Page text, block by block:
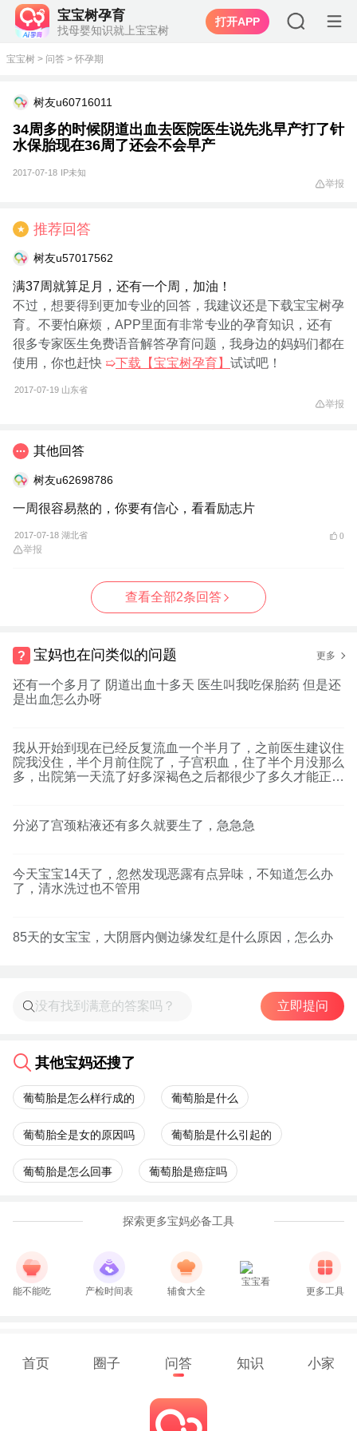
宝宝树孕育
找母婴知识就上宝宝树
打开APP
宝宝树 > 问答 > 怀孕期
树友u60716011
34周多的时候阴道出血去医院医生说先兆早产打了针
水保胎现在36周了还会不会早产
2017-07-18 IP未知
举报
★ 推荐回答
树友u57017562
满37周就算足月，还有一个周，加油！
不过，想要得到更加专业的回答，我建议还是下载宝宝树孕
育。不要怕麻烦，APP里面有非常专业的孕育知识，还有
很多专家医生免费语音解答孕育问题，我身边的妈妈们都在
使用，你也赶快 ➯下载【宝宝树孕育】 试试吧！
2017-07-19 山东省
举报
其他回答
树友u62698786
一周很容易熬的，你要有信心，看看励志片
2017-07-18 湖北省 0
举报
查看全部2条回答
宝妈也在问类似的问题 更多
还有一个多月了 阴道出血十多天 医生叫我吃保胎药 但是还
是出血怎么办呀
我从开始到现在已经反复流血一个半月了，之前医生建议住
院我没住，半个月前住院了，子宫积血，住了半个月没那么
多，出院第一天流了好多深褐色之后都很少了多久才能正常
分泌了宫颈粘液还有多久就要生了，急急急
今天宝宝14天了，忽然发现恶露有点异味，不知道怎么办
了，清水洗过也不管用
85天的女宝宝，大阴唇内侧边缘发红是什么原因，怎么办
立即提问
其他宝妈还搜了
葡萄胎是怎么样行成的 葡萄胎是什么
葡萄胎全是女的原因吗 葡萄胎是什么引起的
葡萄胎是怎么回事 葡萄胎是癌症吗
探索更多宝妈必备工具
能不能吃 产检时间表 辅食大全
宝宝看
更多工具
首页 圈子 问答 知识 小家